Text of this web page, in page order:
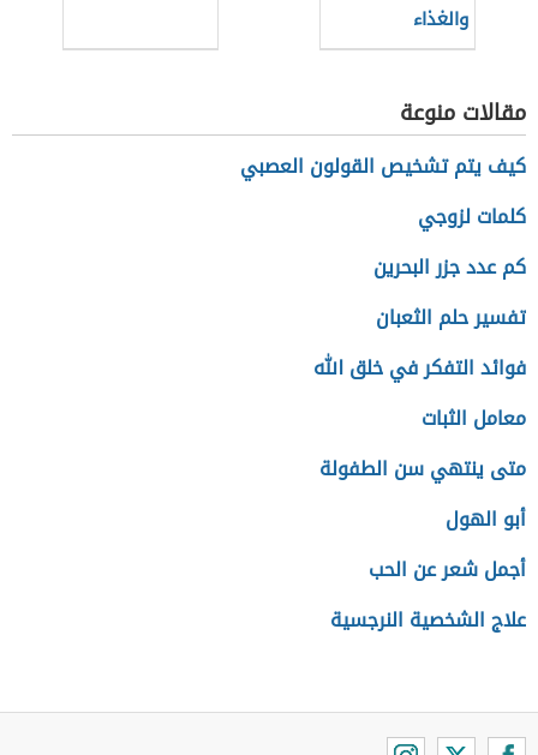
والغذاء
مقالات منوعة
كيف يتم تشخيص القولون العصبي
كلمات لزوجي
كم عدد جزر البحرين
تفسير حلم الثعبان
فوائد التفكر في خلق الله
معامل الثبات
متى ينتهي سن الطفولة
أبو الهول
أجمل شعر عن الحب
علاج الشخصية النرجسية